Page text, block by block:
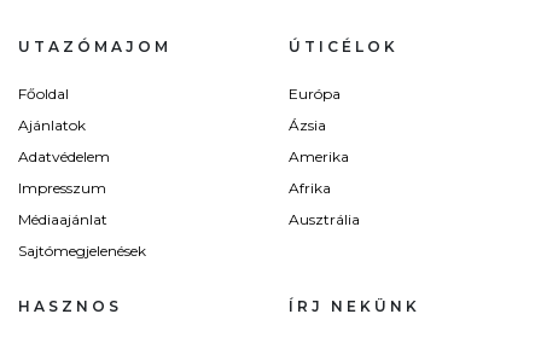
UTAZÓMAJOM
Főoldal
Ajánlatok
Adatvédelem
Impresszum
Médiaajánlat
Sajtómegjelenések
ÚTICÉLOK
Európa
Ázsia
Amerika
Afrika
Ausztrália
HASZNOS ÍRJ NEKÜNK